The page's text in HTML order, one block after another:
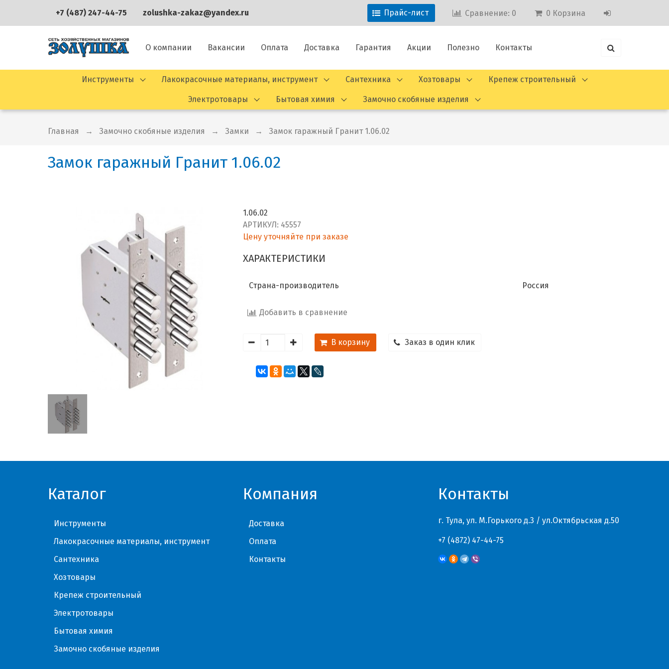
+7 (487) 247-44-75 zolushka-zakaz@yandex.ru Прайс-лист Сравнение: 0 0 Корзина
О компании Вакансии Оплата Доставка Гарантия Акции Полезно Контакты
Инструменты Лакокрасочные материалы, инструмент Сантехника Хозтовары Крепеж строительный
Электротовары Бытовая химия Замочно скобяные изделия
Главная Замочно скобяные изделия Замки Замок гаражный Гранит 1.06.02
Замок гаражный Гранит 1.06.02
1.06.02
АРТИКУЛ: 45557
Цену уточняйте при заказе
ХАРАКТЕРИСТИКИ
Страна-производитель Россия
Добавить в сравнение
В корзину Заказ в один клик
Каталог
Инструменты
Лакокрасочные материалы, инструмент
Сантехника
Хозтовары
Крепеж строительный
Электротовары
Бытовая химия
Замочно скобяные изделия
Компания
Доставка
Оплата
Контакты
Контакты
г. Тула, ул. М.Горького д.3 / ул.Октябрьская д.50
+7 (4872) 47-44-75